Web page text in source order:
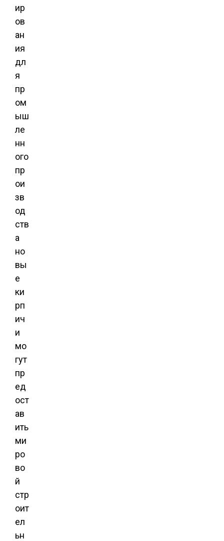
ир
ов
ан
ия
дл
я
пр
ом
ыш
ле
нн
ого
пр
ои
зв
од
ств
а
но
вы
е
ки
рп
ич
и
мо
гут
пр
ед
ост
ав
ить
ми
ро
во
й
стр
оит
ел
ьн